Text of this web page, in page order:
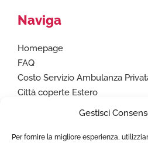
Gestisci
Per fornire la migliore esperienza,
Naviga
Homepage
FAQ
Costo Servizio Ambulanza
Città coperte Estero
Prenota ambulanza
Lavora con noi